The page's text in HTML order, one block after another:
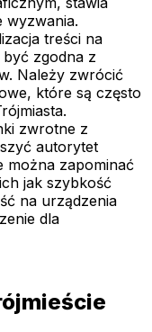
wyzwania.
treści na
zgodna z
Należy zwrócić
które są często
zwrotne z
autorytet
można zapominać
jak szybkość
na urządzenia
dla